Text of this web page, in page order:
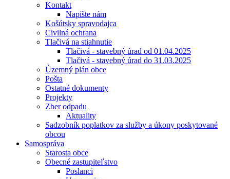
Kontakt
Napíšte nám
Košútsky spravodajca
Civilná ochrana
Tlačivá na stiahnutie
Tlačivá - stavebný úrad od 01.04.2025
Tlačivá - stavebný úrad do 31.03.2025
Územný plán obce
Pošta
Ostatné dokumenty
Projekty
Zber odpadu
Aktuality
Sadzobník poplatkov za služby a úkony poskytované
obcou
Samospráva
Starosta obce
Obecné zastupiteľstvo
Poslanci